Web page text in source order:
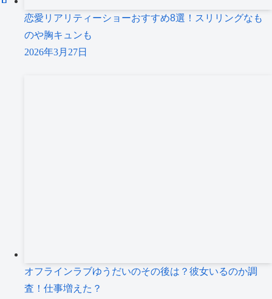
恋愛リアリティーショーおすすめ8選！スリリングなも
のや胸キュンも
2026年3月27日
オフラインラブゆうだいのその後は？彼女いるのか調
査！仕事増えた？